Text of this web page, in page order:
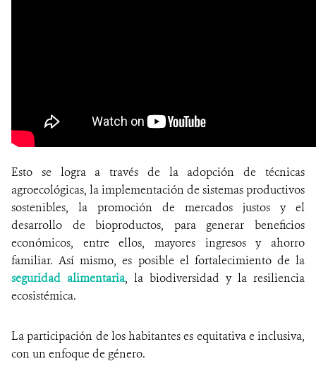
Esto se logra a través de la adopción de técnicas
agroecológicas, la implementación de sistemas productivos
sostenibles, la promoción de mercados justos y el
desarrollo de bioproductos, para generar beneficios
económicos, entre ellos, mayores ingresos y ahorro
familiar. Así mismo, es posible el fortalecimiento de la
seguridad alimentaria, la biodiversidad y la resiliencia
ecosistémica.
La participación de los habitantes es equitativa e inclusiva,
con un enfoque de género.